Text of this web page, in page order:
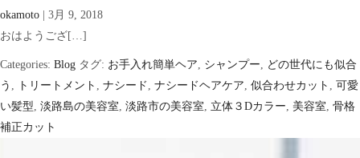
okamoto
3月 9, 2018
おはようござ[…]
Categories: Blog タグ: お手入れ簡単ヘア, シャンプー, どの世代にも似合
う , トリートメント , ナシード , ナシードヘアケア, 似合わせカット , 可愛
い髪型, 淡路島の美容室, 淡路市の美容室, 立体３Dカラー, 美容室, 骨格
補正カット